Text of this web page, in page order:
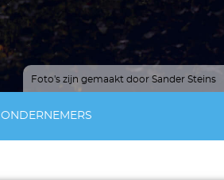
Foto's zijn gemaakt door Sander Steins
ONDERNEMERS